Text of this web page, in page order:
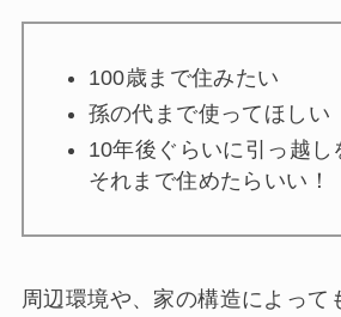
100歳まで住みたい
孫の代まで使ってほしい
10年後ぐらいに引っ越し
それまで住めたらいい！
周辺環境や、家の構造によって